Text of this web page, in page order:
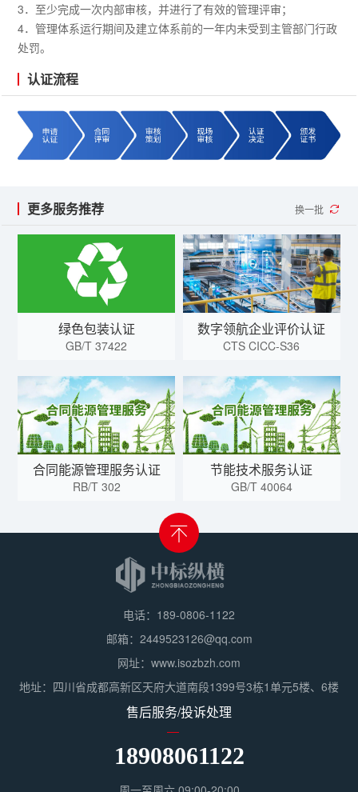
3．至少完成一次内部审核，并进行了有效的管理评审；
4．管理体系运行期间及建立体系前的一年内未受到主管部门行政
处罚。
认证流程
更多服务推荐 换一批
绿色包装认证
GB/T 37422
数字领航企业评价认证
CTS CICC-S36
合同能源管理服务认证
RB/T 302
节能技术服务认证
GB/T 40064
电话：189-0806-1122
邮箱：2449523126@qq.com
网址：www.isozbzh.com
地址：四川省成都高新区天府大道南段1399号3栋1单元5楼、6楼
售后服务/投诉处理
18908061122